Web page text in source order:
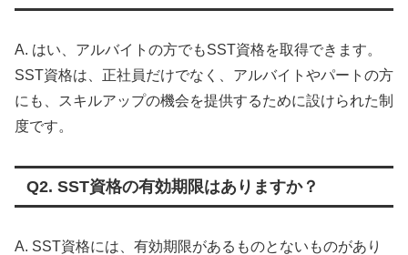
A. はい、アルバイトの方でもSST資格を取得できます。
SST資格は、正社員だけでなく、アルバイトやパートの方
にも、スキルアップの機会を提供するために設けられた制
度です。
Q2. SST資格の有効期限はありますか？
A. SST資格には、有効期限があるものとないものがあり